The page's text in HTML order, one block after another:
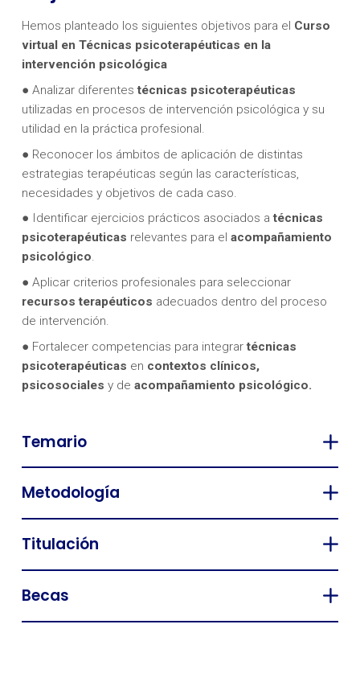
Hemos planteado los siguientes objetivos para el Curso
virtual en Técnicas psicoterapéuticas en la
intervención psicológica
● Analizar diferentes técnicas psicoterapéuticas
utilizadas en procesos de intervención psicológica y su
utilidad en la práctica profesional.
● Reconocer los ámbitos de aplicación de distintas
estrategias terapéuticas según las características,
necesidades y objetivos de cada caso.
● Identificar ejercicios prácticos asociados atécnicas
psicoterapéuticas relevantes para el acompañamiento
psicológico.
● Aplicar criterios profesionales para seleccionar
recursos terapéuticos adecuados dentro del proceso
de intervención.
● Fortalecer competencias para integrartécnicas
psicoterapéuticas en contextos clínicos,
psicosociales y de acompañamiento psicológico.
Temario
Metodología
Titulación
Becas